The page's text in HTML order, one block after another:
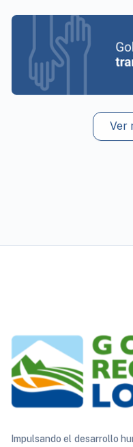
Ver
Impulsando el desarrollo